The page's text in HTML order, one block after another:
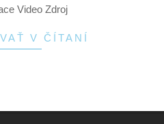
Video Zdroj
V ČÍTANÍ